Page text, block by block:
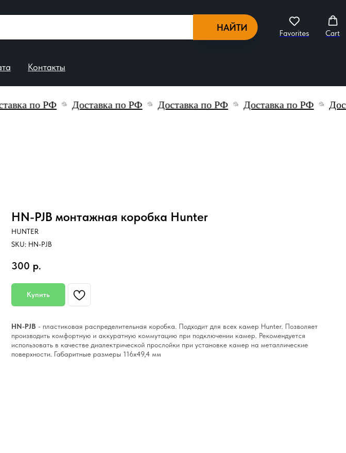
Favorites Cart
по РФ Доставка по РФ Доставка по РФ Доставка по РФ
HN-PJB монтажная коробка Hunter
HUNTER
SKU: HN-PJB
300 р.
Купить
HN-PJB - пластиковая распределительная коробка. Подходит для всех камер Hunter. Позволяет
производить комфортную и аккуратную коммутацию при подключении камер. Рекомендуется
использовать в качестве диалектрической прослойки при установке камер на металлические
поверхности. Габаритные размеры 116х49,4 мм